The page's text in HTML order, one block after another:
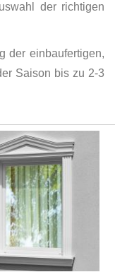
der richtigen
der einbaufertigen,
Saison bis zu 2-3